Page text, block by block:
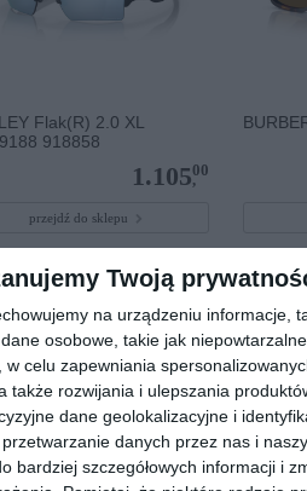
Twoją
na urządzeniu informacje,
osobowe, takie jak
w celu zapewniania
rozwijania i ulepszania
dane geolokalizacyjne i
danych przez nas i
bardziej szczegółowych informacji i
Flak(R) 2.0 XL
918858
1.105,
00
przejdź do sklepu